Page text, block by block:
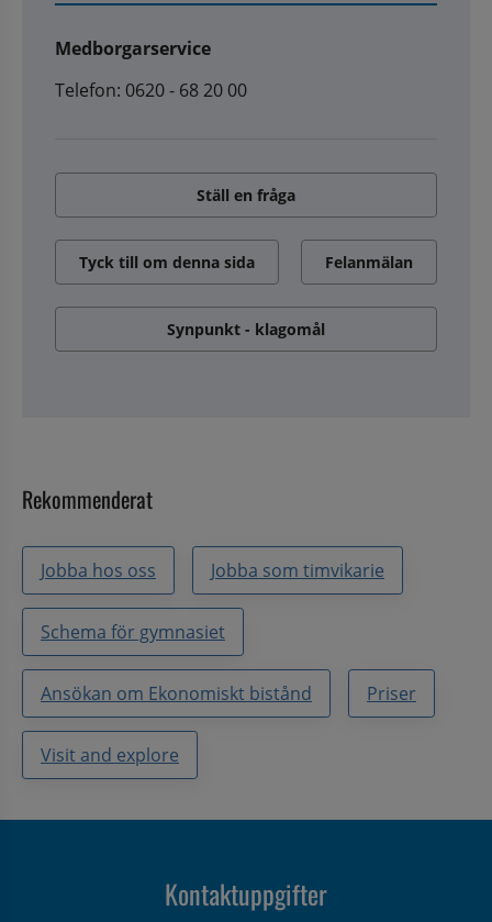
Medborgarservice
Telefon: 0620 - 68 20 00
Ställ en fråga
Tyck till om denna sida Felanmälan
Synpunkt - klagomål
Rekommenderat
Jobba hos oss Jobba som timvikarie
Schema för gymnasiet
Ansökan om Ekonomiskt bistånd Priser
Visit and explore
Kontaktuppgifter